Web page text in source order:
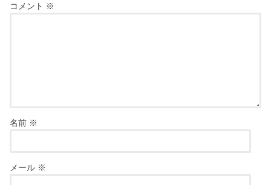
コメント ※
名前 ※
メール ※